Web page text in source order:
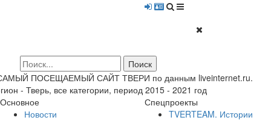
ПОСЕЩАЕМЫЙ САЙТ ТВЕРИ по данным liveinternet.ru.
- Тверь, все категории, период 2015 - 2021 год
Основное
Новости
Спецпроекты
TVERTEAM. Истории